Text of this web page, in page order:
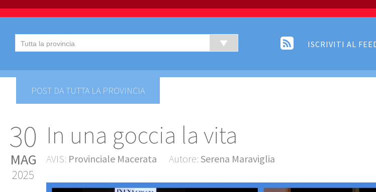
ISCRIVITI AL
POST DA TUTTA LA PROVINCIA
30
MAG
2025
In una goccia la vita
AVIS: Provinciale Macerata Autore: Serena Maraviglia